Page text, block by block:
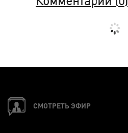
СМОТРЕТЬ ЭФИР